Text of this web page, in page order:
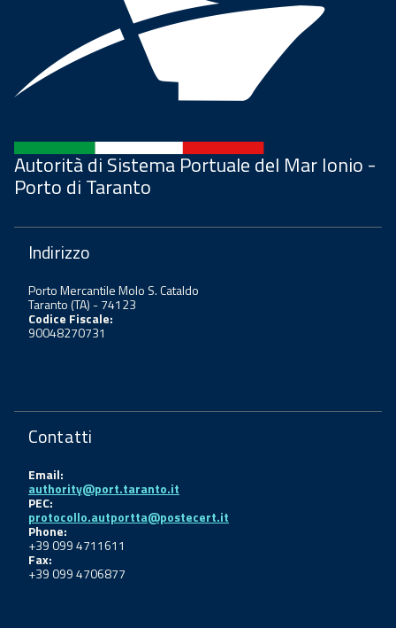
Autorità di Sistema Portuale del Mar Ionio -
Porto di Taranto
Indirizzo
Porto Mercantile Molo S. Cataldo
Taranto (TA) - 74123
Codice Fiscale:
90048270731
Contatti
Email:
authority@port.taranto.it
PEC:
protocollo.autportta@postecert.it
Phone:
+39 099 4711611
Fax:
+39 099 4706877